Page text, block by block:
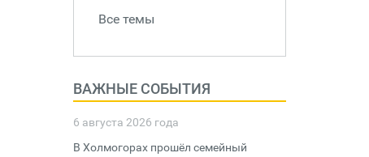
Все темы
ВАЖНЫЕ СОБЫТИЯ
6 августа 2026 года
В Холмогорах прошёл семейный